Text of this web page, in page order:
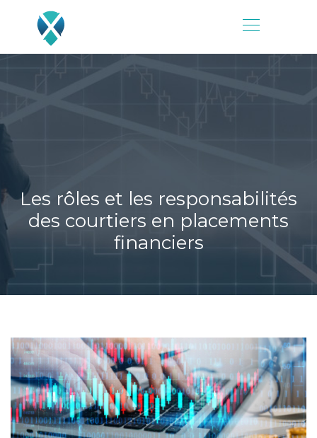
Les rôles et les responsabilités
des courtiers en placements
financiers